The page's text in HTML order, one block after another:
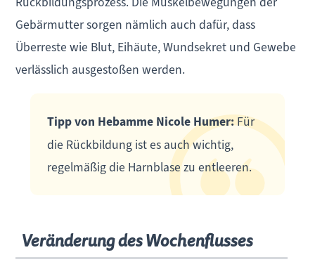
Gebärmutter sorgen nämlich auch dafür, dass
Überreste wie Blut, Eihäute, Wundsekret und Gewebe
verlässlich ausgestoßen werden.
Tipp von Hebamme Nicole Humer:Für
die Rückbildung ist es auch wichtig,
regelmäßig die Harnblase zu entleeren.
Veränderung des Wochenflusses